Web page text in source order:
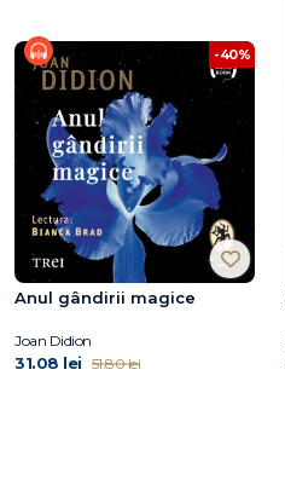
-40%
Anul gândirii magice
Joan Didion
31.08 lei 51.80 lei